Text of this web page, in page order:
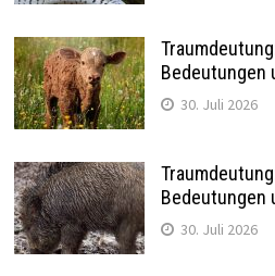
Bedeutungen
30. Juli 2026
Bedeutungen
30. Juli 2026